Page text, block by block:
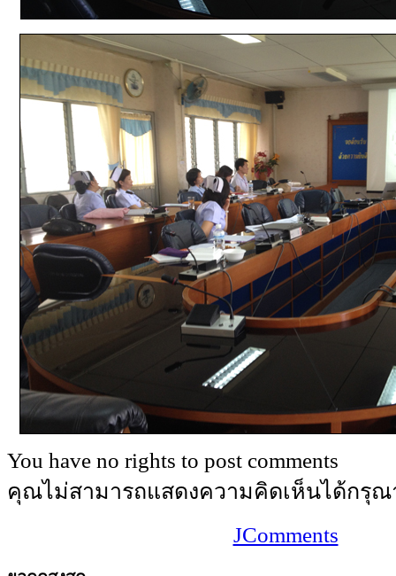
You have no rights to post comments
คุณไม่สามารถแสดงความคิดเห็นได้กรุ
JComments